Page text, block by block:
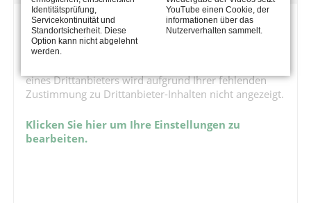
PREMIUM VOLUMENSCHAUFEL
eines Drittanbieters wird aufgrund Ihrer fehlenden
Zustimmung zu Drittanbieter-Inhalten nicht angezeigt.
Klicken Sie hier um Ihre Einstellungen zu
bearbeiten.
Identitätsprüfung,
Servicekontinuität und
Standortsicherheit. Diese
Option kann nicht abgelehnt
werden.
YouTube einen Cookie, der
informationen über das
Nutzerverhalten sammelt.